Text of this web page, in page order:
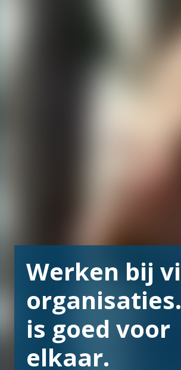
Werken bij
is goed voor
elkaar.